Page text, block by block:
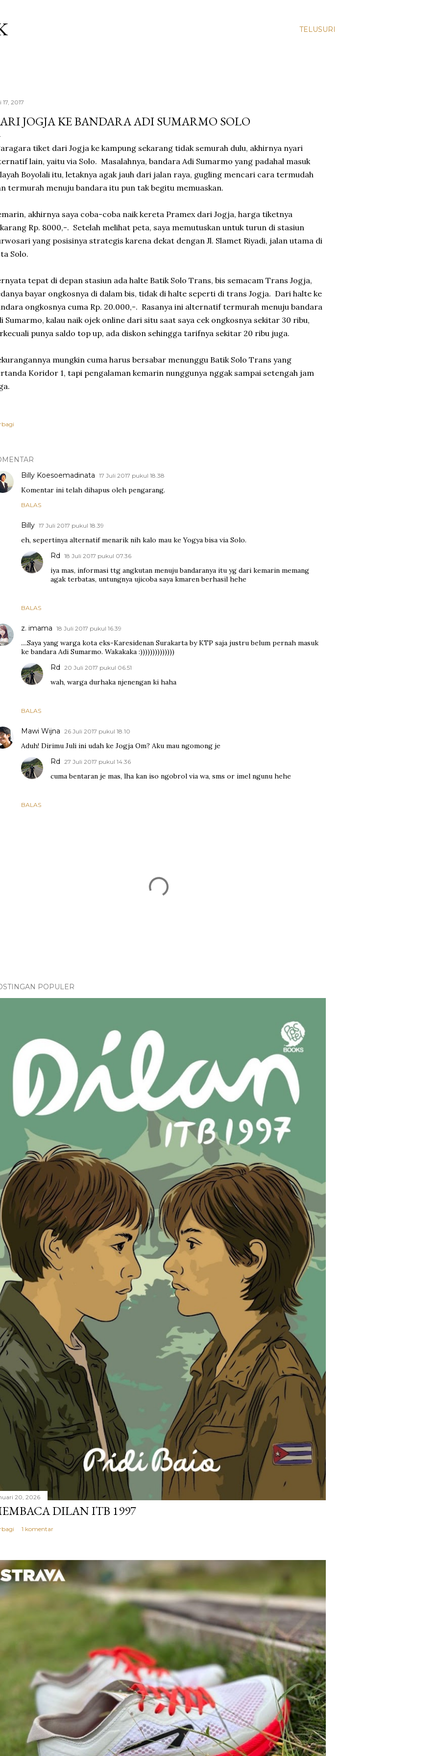
TELUSURI
17, 2017
JOGJA KE BANDARA ADI SUMARMO SOLO
tiket dari Jogja ke kampung sekarang tidak semurah dulu, akhirnya nyari
lain, yaitu via Solo. Masalahnya, bandara Adi Sumarmo yang padahal masuk
Boyolali itu, letaknya agak jauh dari jalan raya, gugling mencari cara termudah
termurah menuju bandara itu pun tak begitu memuaskan.
akhirnya saya coba-coba naik kereta Pramex dari Jogja, harga tiketnya
Rp. 8000,-. Setelah melihat peta, saya memutuskan untuk turun di stasiun
yang posisinya strategis karena dekat dengan Jl. Slamet Riyadi, jalan utama di
Solo.
tepat di depan stasiun ada halte Batik Solo Trans, bis semacam Trans Jogja,
bayar ongkosnya di dalam bis, tidak di halte seperti di trans Jogja. Dari halte ke
ongkosnya cuma Rp. 20.000,-. Rasanya ini alternatif termurah menuju bandara
Sumarmo, kalau naik ojek online dari situ saat saya cek ongkosnya sekitar 30 ribu,
punya saldo top up, ada diskon sehingga tarifnya sekitar 20 ribu juga.
mungkin cuma harus bersabar menunggu Batik Solo Trans yang
Koridor 1, tapi pengalaman kemarin nunggunya nggak sampai setengah jam
Billy Koesoemadinata 17 Juli 2017 pukul 18.38
Komentar ini telah dihapus oleh pengarang.
BALAS
Billy 17 Juli 2017 pukul 18.39
eh, sepertinya alternatif menarik nih kalo mau ke Yogya bisa via Solo.
BALAS
Rd 18 Juli 2017 pukul 07.36
iya mas, informasi ttg angkutan menuju bandaranya itu yg dari kemarin memang
agak terbatas, untungnya ujicoba saya kmaren berhasil hehe
z. imama 18 Juli 2017 pukul 16.39
....Saya yang warga kota eks-Karesidenan Surakarta by KTP saja justru belum pernah masuk
ke bandara Adi Sumarmo. Wakakaka :))))))))))))))
BALAS
Rd 20 Juli 2017 pukul 06.51
wah, warga durhaka njenengan ki haha
Mawi Wijna 26 Juli 2017 pukul 18.10
Aduh! Dirimu Juli ini udah ke Jogja Om? Aku mau ngomong je
BALAS
Rd 27 Juli 2017 pukul 14.36
cuma bentaran je mas, lha kan iso ngobrol via wa, sms or imel ngunu hehe
POPULER
20, 2026
DILAN ITB 1997
1 komentar